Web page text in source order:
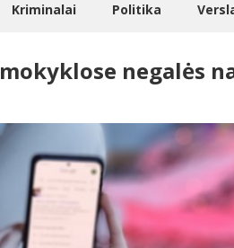
Kriminalai Politika
negalės